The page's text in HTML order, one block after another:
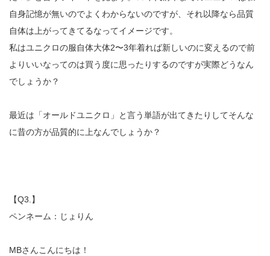
自身記憶が無いのでよくわからないのですが、それ以降なら品質
自体は上がってきてるなってイメージです。
私はユニクロの服自体大体2〜3年着れば新しいのに変えるので前
よりいいなってのは買う度に思ったりするのですが実際どうなん
でしょうか？
最近は「オールドユニクロ」と言う単語が出てきたりしてそんな
に昔の方が品質的に上なんでしょうか？
【Q3.】
ペンネーム：じょりん
MBさんこんにちは！